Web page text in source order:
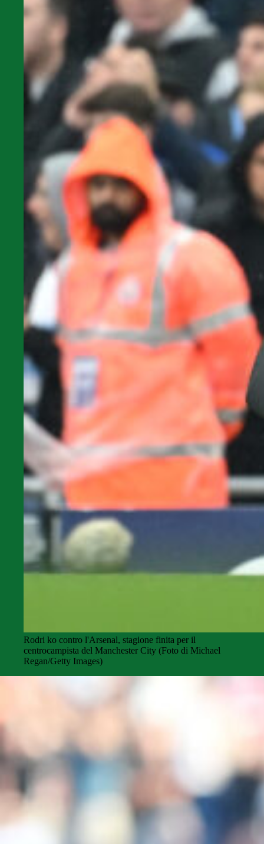
Rodri ko contro l'Arsenal, stagione finita per il
centrocampista del Manchester City (Foto di Michael
Regan/Getty Images)